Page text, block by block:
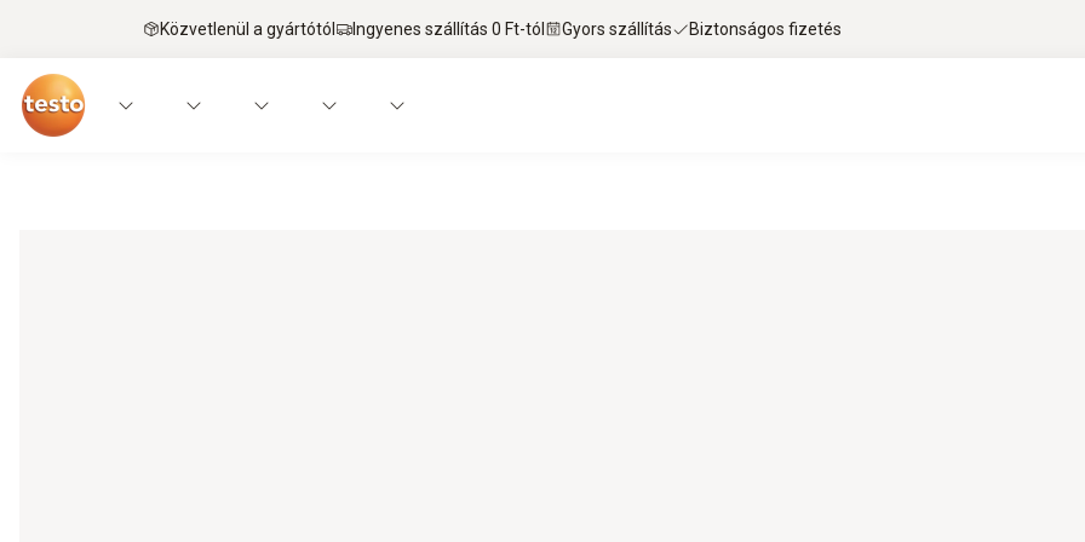
Közvetlenül a gyártótól Ingyenes szállítás 0 Ft-tól Gyors szállítás Biztonságos fizetés